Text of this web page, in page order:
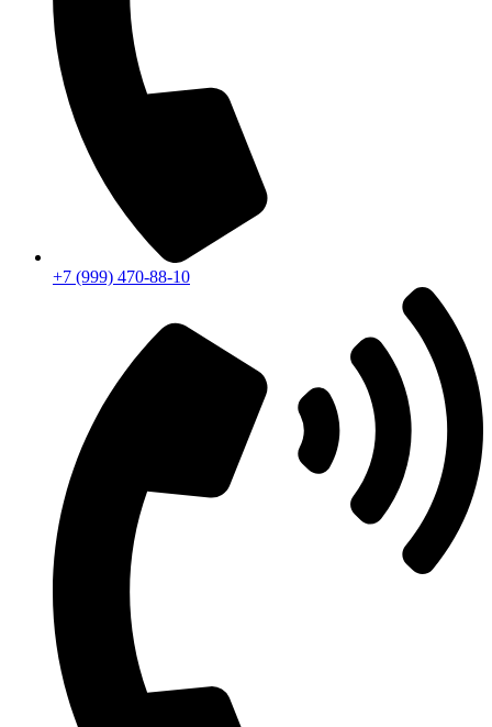
+7 (999) 470-88-10